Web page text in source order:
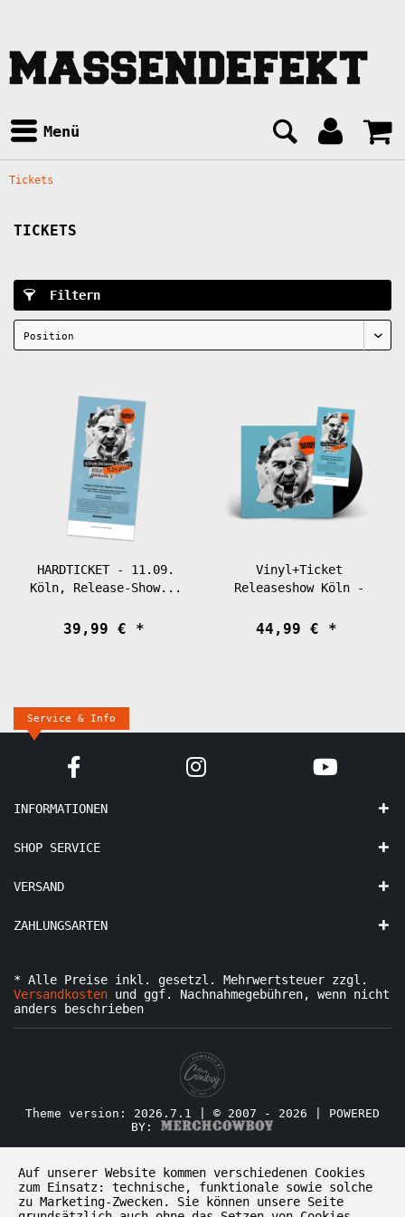
Menü
Tickets
TICKETS
Filtern
HARDTICKET - 11.09.
Köln, Release-Show...
39,99 € *
Vinyl+Ticket
Releaseshow Köln -
44,99 € *
Service & Info
INFORMATIONEN
SHOP SERVICE
VERSAND
ZAHLUNGSARTEN
* Alle Preise inkl. gesetzl. Mehrwertsteuer zzgl.
Versandkosten und ggf. Nachnahmegebühren, wenn nicht
anders beschrieben
Theme version: 2026.7.1 | © 2007 - 2026 | POWERED
BY:
Auf unserer Website kommen verschiedenen Cookies
zum Einsatz: technische, funktionale sowie solche
zu Marketing-Zwecken. Sie können unsere Seite